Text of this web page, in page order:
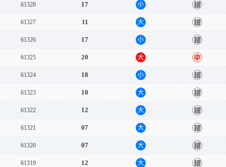
61328 17 小 错
61327 11 大 错
61326 17 小 错
61325 20 大 中
61324 18 小 错
61323 10 大 错
61322 12 大 错
61321 07 大 错
61320 07 大 错
61319 12 大 错